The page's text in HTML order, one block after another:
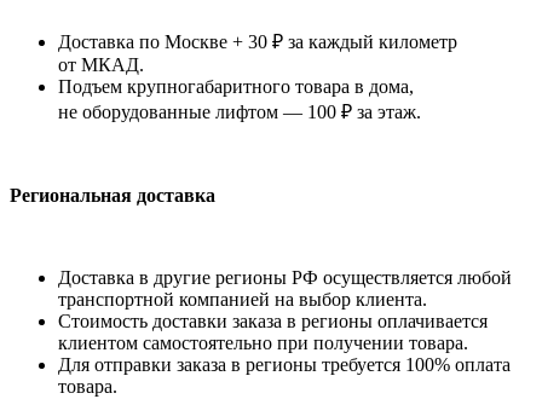
Доставка по Москве + 30 ₽ за каждый километр
от МКАД.
Подъем крупногабаритного товара в дома,
не оборудованные лифтом — 100 ₽ за этаж.
Региональная доставка
Доставка в другие регионы РФ осуществляется любой
транспортной компанией на выбор клиента.
Стоимость доставки заказа в регионы оплачивается
клиентом самостоятельно при получении товара.
Для отправки заказа в регионы требуется 100% оплата
товара.